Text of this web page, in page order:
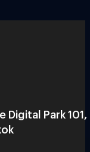
Digital Park 101,